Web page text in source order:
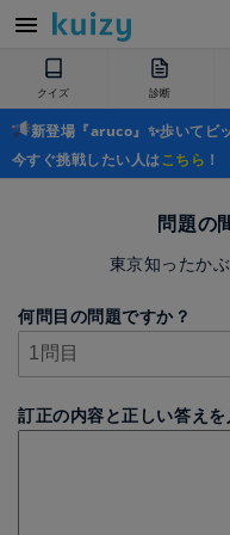
クイズ 診断
新登場『aruco』✨歩いてビ
今すぐ挑戦したい人はこちら ！
問題の
東京知ったか
何問目の問題ですか？
訂正の内容と正しい答えを